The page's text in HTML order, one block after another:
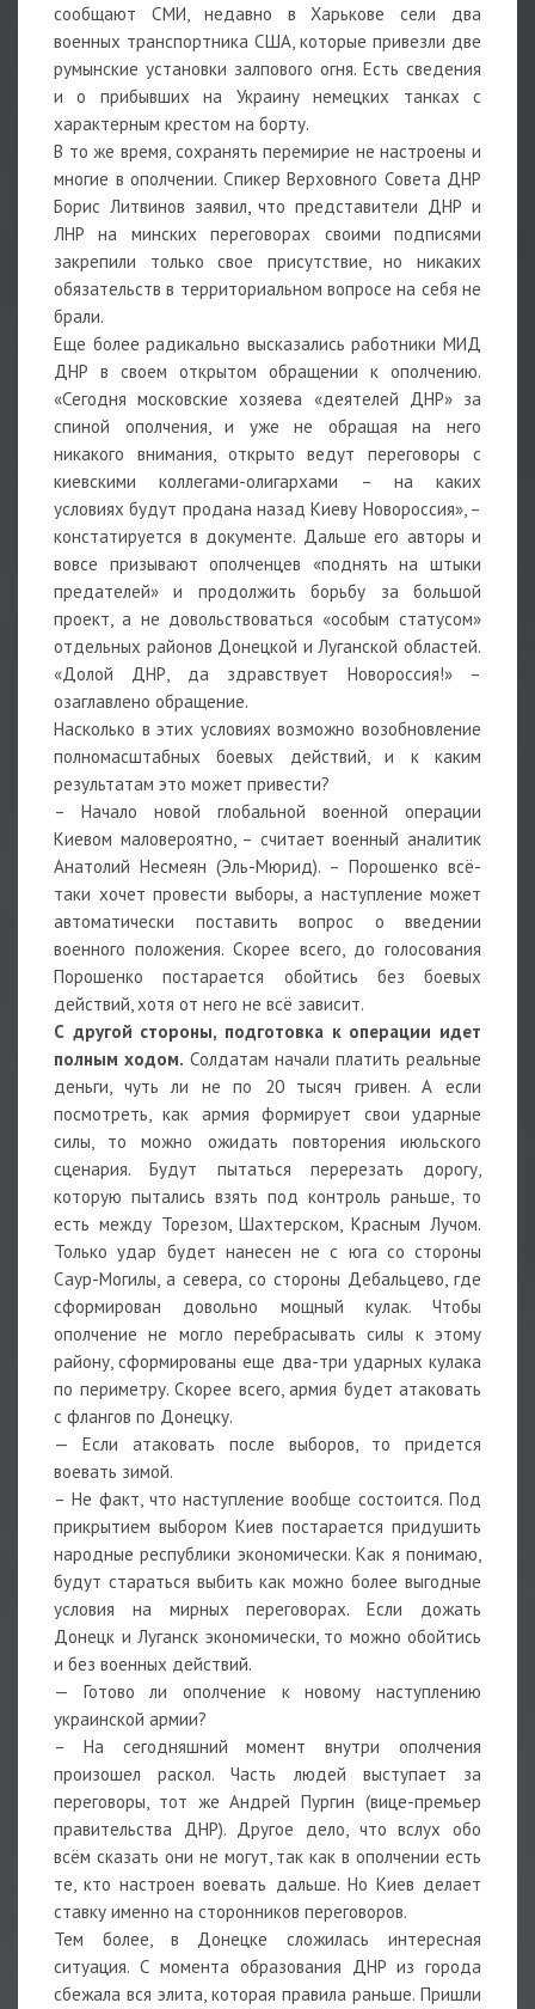
сообщают СМИ, недавно в Харькове сели два
военных транспортника США, которые привезли две
румынские установки залпового огня. Есть сведения
и о прибывших на Украину немецких танках с
характерным крестом на борту.
В то же время, сохранять перемирие не настроены и
многие в ополчении. Спикер Верховного Совета ДНР
Борис Литвинов заявил, что представители ДНР и
ЛНР на минских переговорах своими подписями
закрепили только свое присутствие, но никаких
обязательств в территориальном вопросе на себя не
брали.
Еще более радикально высказались работники МИД
ДНР в своем открытом обращении к ополчению.
«Сегодня московские хозяева «деятелей ДНР» за
спиной ополчения, и уже не обращая на него
никакого внимания, открыто ведут переговоры с
киевскими коллегами-олигархами – на каких
условиях будут продана назад Киеву Новороссия», –
констатируется в документе. Дальше его авторы и
вовсе призывают ополченцев «поднять на штыки
предателей» и продолжить борьбу за большой
проект, а не довольствоваться «особым статусом»
отдельных районов Донецкой и Луганской областей.
«Долой ДНР, да здравствует Новороссия!» –
озаглавлено обращение.
Насколько в этих условиях возможно возобновление
полномасштабных боевых действий, и к каким
результатам это может привести?
– Начало новой глобальной военной операции
Киевом маловероятно, – считает военный аналитик
Анатолий Несмеян (Эль-Мюрид). – Порошенко всё-
таки хочет провести выборы, а наступление может
автоматически поставить вопрос о введении
военного положения. Скорее всего, до голосования
Порошенко постарается обойтись без боевых
действий, хотя от него не всё зависит.
С другой стороны, подготовка к операции идет
полным ходом. Солдатам начали платить реальные
деньги, чуть ли не по 20 тысяч гривен. А если
посмотреть, как армия формирует свои ударные
силы, то можно ожидать повторения июльского
сценария. Будут пытаться перерезать дорогу,
которую пытались взять под контроль раньше, то
есть между Торезом, Шахтерском, Красным Лучом.
Только удар будет нанесен не с юга со стороны
Саур-Могилы, а севера, со стороны Дебальцево, где
сформирован довольно мощный кулак. Чтобы
ополчение не могло перебрасывать силы к этому
району, сформированы еще два-три ударных кулака
по периметру. Скорее всего, армия будет атаковать
с флангов по Донецку.
— Если атаковать после выборов, то придется
воевать зимой.
– Не факт, что наступление вообще состоится. Под
прикрытием выбором Киев постарается придушить
народные республики экономически. Как я понимаю,
будут стараться выбить как можно более выгодные
условия на мирных переговорах. Если дожать
Донецк и Луганск экономически, то можно обойтись
и без военных действий.
— Готово ли ополчение к новому наступлению
украинской армии?
– На сегодняшний момент внутри ополчения
произошел раскол. Часть людей выступает за
переговоры, тот же Андрей Пургин (вице-премьер
правительства ДНР). Другое дело, что вслух обо
всём сказать они не могут, так как в ополчении есть
те, кто настроен воевать дальше. Но Киев делает
ставку именно на сторонников переговоров.
Тем более, в Донецке сложилась интересная
ситуация. С момента образования ДНР из города
сбежала вся элита, которая правила раньше. Пришли